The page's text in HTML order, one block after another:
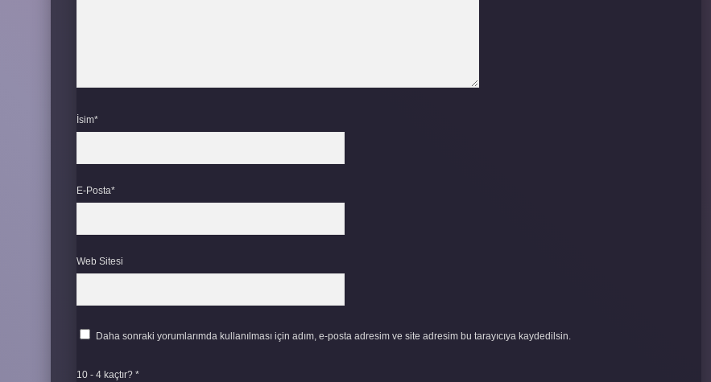
İsim*
E-Posta*
Web Sitesi
Daha sonraki yorumlarımda kullanılması için adım, e-posta adresim ve site adresim bu tarayıcıya kaydedilsin.
10 - 4 kaçtır? *